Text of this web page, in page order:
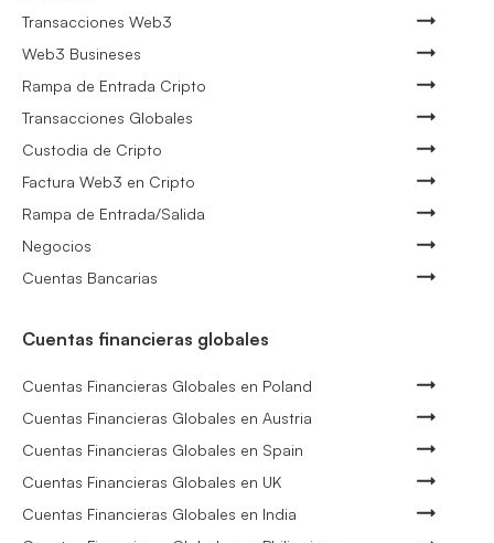
Transacciones Web3
Web3 Busineses
Rampa de Entrada Cripto
Transacciones Globales
Custodia de Cripto
Factura Web3 en Cripto
Rampa de Entrada/Salida
Negocios
Cuentas Bancarias
Cuentas financieras globales
Cuentas Financieras Globales en Poland
Cuentas Financieras Globales en Austria
Cuentas Financieras Globales en Spain
Cuentas Financieras Globales en UK
Cuentas Financieras Globales en India